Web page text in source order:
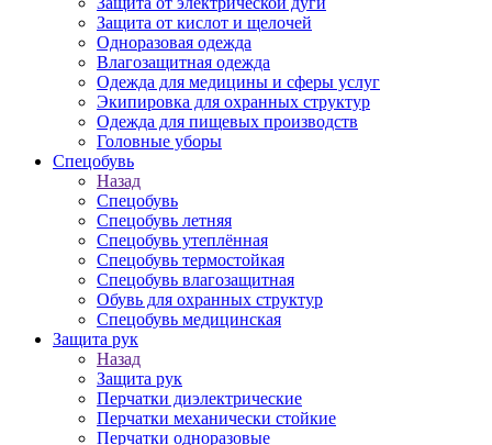
Защита от кислот и щелочей
Одноразовая одежда
Влагозащитная одежда
Одежда для медицины и сферы услуг
Экипировка для охранных структур
Одежда для пищевых производств
Головные уборы
Спецобувь
Назад
Спецобувь
Спецобувь летняя
Спецобувь утеплённая
Спецобувь термостойкая
Спецобувь влагозащитная
Обувь для охранных структур
Спецобувь медицинская
Защита рук
Назад
Защита рук
Перчатки диэлектрические
Перчатки механически стойкие
Перчатки одноразовые